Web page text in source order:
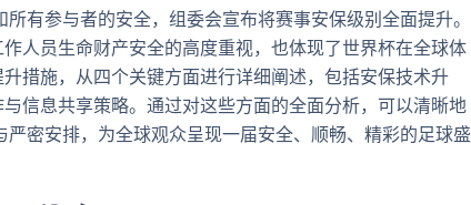
有参与者的安全，组委会宣布将赛事安保级别全面提升。
人员生命财产安全的高度重视，也体现了世界杯在全球体
措施，从四个关键方面进行详细阐述，包括安保技术升
信息共享策略。通过对这些方面的全面分析，可以清晰地
密安排，为全球观众呈现一届安全、顺畅、精彩的足球盛